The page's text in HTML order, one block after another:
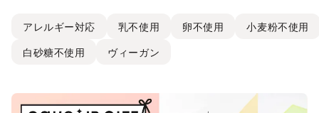
アレルギー対応 乳不使用 卵不使用 小麦粉不使用
白砂糖不使用 ヴィーガン